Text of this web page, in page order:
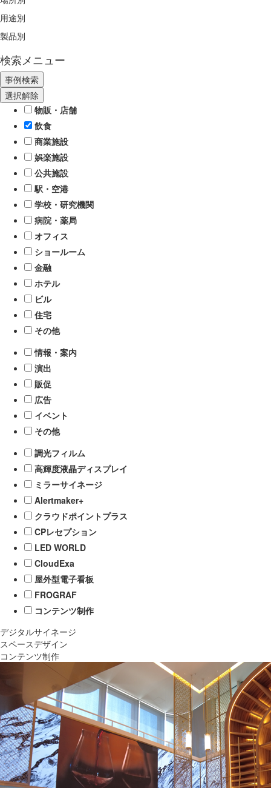
用途別
製品別
検索メニュー
選択解除
物販・店舗
飲食
商業施設
娯楽施設
公共施設
駅・空港
学校・研究機関
病院・薬局
オフィス
ショールーム
金融
ホテル
ビル
住宅
その他
情報・案内
演出
販促
広告
イベント
その他
調光フィルム
高輝度液晶ディスプレイ
ミラーサイネージ
Alertmaker+
クラウドポイントプラス
CPレセプション
LED WORLD
CloudExa
屋外型電子看板
FROGRAF
コンテンツ制作
デジタルサイネージ
スペースデザイン
コンテンツ制作